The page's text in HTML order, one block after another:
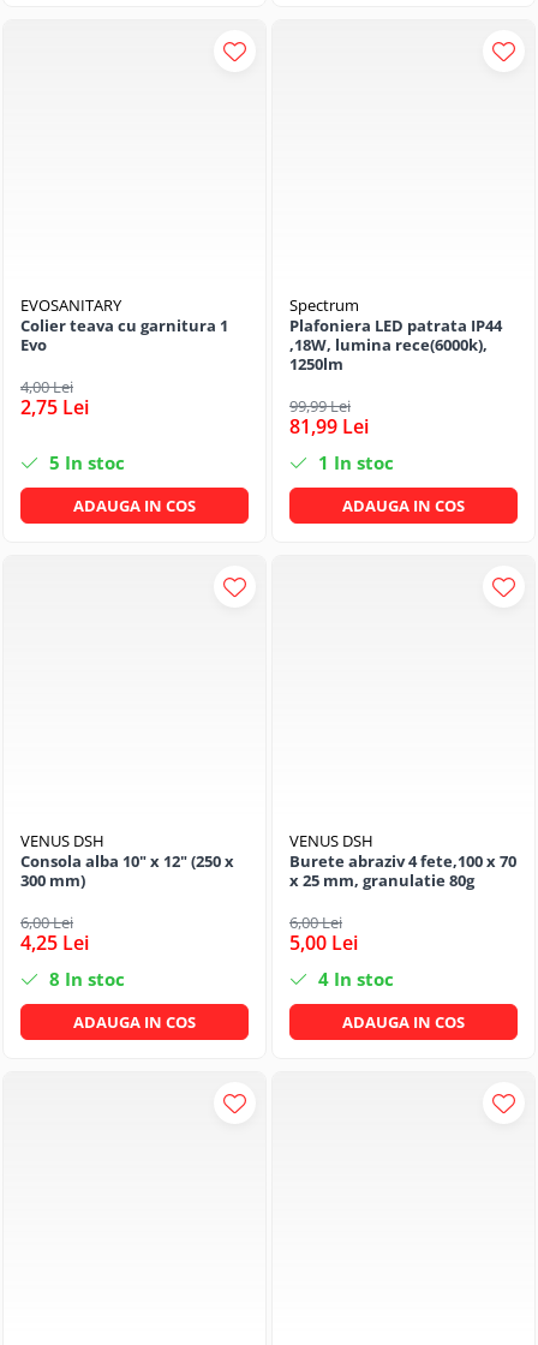
EVOSANITARY
Colier teava cu garnitura 1
Evo
4,00 Lei
2,75 Lei
5 In stoc
ADAUGA IN COS
Spectrum
Plafoniera LED patrata IP44
,18W, lumina rece(6000k),
1250lm
99,99 Lei
81,99 Lei
1 In stoc
ADAUGA IN COS
VENUS DSH
Consola alba 10" x 12" (250 x
300 mm)
6,00 Lei
4,25 Lei
8 In stoc
ADAUGA IN COS
VENUS DSH
Burete abraziv 4 fete,100 x 70
x 25 mm, granulatie 80g
6,00 Lei
5,00 Lei
4 In stoc
ADAUGA IN COS